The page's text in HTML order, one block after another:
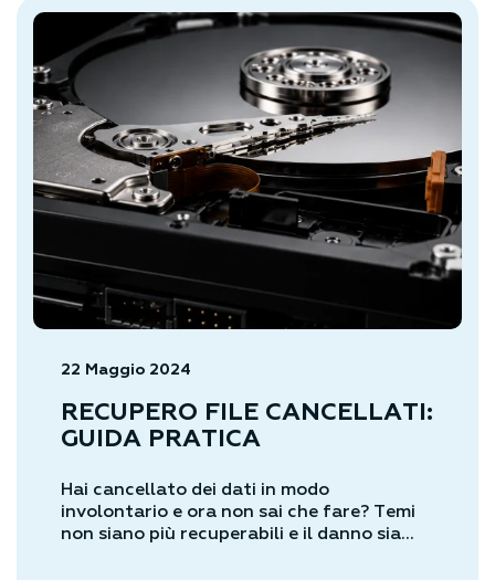
22 Maggio 2024
RECUPERO FILE CANCELLATI:
GUIDA PRATICA
Hai cancellato dei dati in modo
involontario e ora non sai che fare? Temi
non siano più recuperabili e il danno sia...